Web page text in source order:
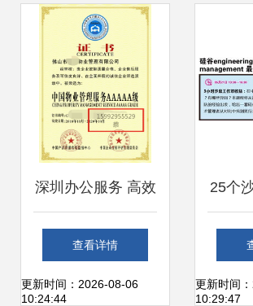
深圳办公服务 高效
解决方案引领未来
工作方式
查看详情
更新时间：2026-08-06
10:24:44
25个
深度
产品
更新时间
10:29:47